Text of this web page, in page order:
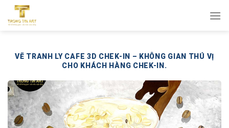
qua
VẼ TRANH LY CAFE 3D CHEK-IN – KHÔNG GIAN THÚ VỊ
CHO KHÁCH HÀNG CHEK-IN.